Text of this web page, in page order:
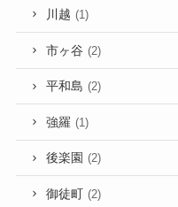
川越 (1)
市ヶ谷 (2)
平和島 (2)
強羅 (1)
後楽園 (2)
御徒町 (2)